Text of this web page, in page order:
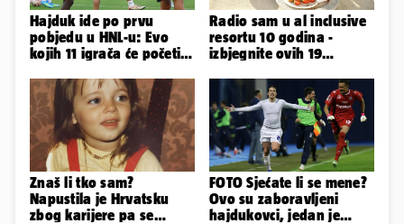
Hajduk ide po prvu
pobjedu u HNL-u: Evo
kojih 11 igrača će početi
Radio sam u al inclusive
resortu 10 godina -
izbjegnite ovih 19
odmor
Znaš li tko sam?
Napustila je Hrvatsku
zbog karijere pa se
FOTO Sjećate li se mene?
Ovo su zaboravljeni
hajdukovci, jedan je